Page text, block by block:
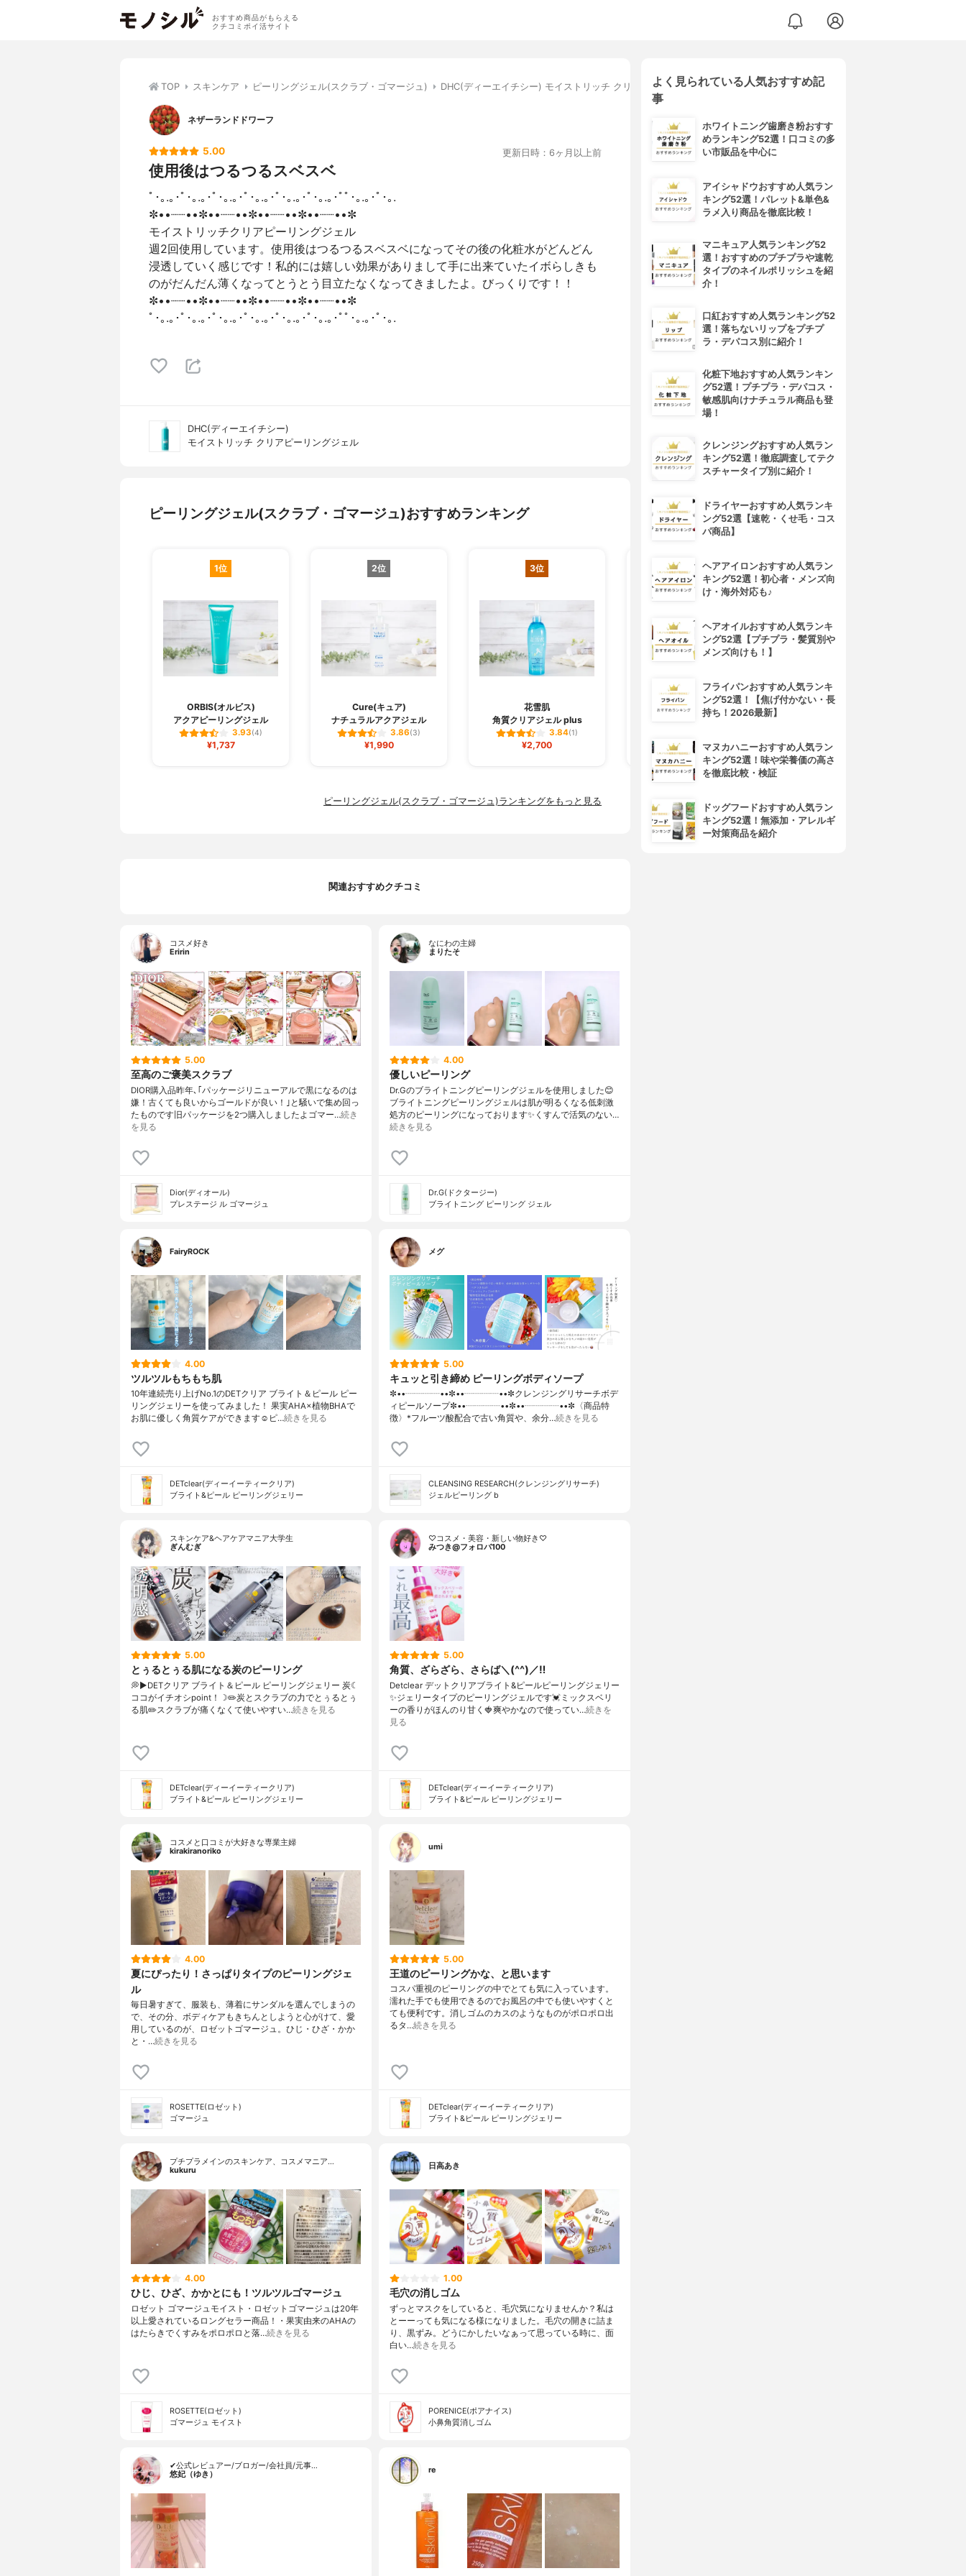
おすすめ商品がもらえる
クチコミポイ活サイト
TOP スキンケア ピーリングジェル(スクラブ・ゴマージュ) DHC(ディーエイチシー) モイストリッチ クリアピーリングジェル
ネザーランドドワーフ
5.00 更新日時：6ヶ月以上前
使用後はつるつるスベスベ
ﾟ･｡.｡･ﾟ･｡.｡･ﾟ･｡.｡･ﾟ･｡.｡･ﾟ･｡.｡･ﾟ･｡.｡･ﾟﾟ･｡.｡･ﾟ･｡.
✼••┈┈••✼••┈┈••✼••┈┈••✼••┈┈••✼
モイストリッチクリアピーリングジェル
週2回使用しています。使用後はつるつるスベスベになってその後の化粧水がどんどん
浸透していく感じです！私的には嬉しい効果がありまして手に出来ていたイボらしきも
のがだんだん薄くなってとうとう目立たなくなってきましたよ。びっくりです！！
✼••┈┈••✼••┈┈••✼••┈┈••✼••┈┈••✼
ﾟ･｡.｡･ﾟ･｡.｡･ﾟ･｡.｡･ﾟ･｡.｡･ﾟ･｡.｡･ﾟ･｡.｡･ﾟﾟ･｡.｡･ﾟ･｡.
DHC(ディーエイチシー)
モイストリッチ クリアピーリングジェル
ピーリングジェル(スクラブ・ゴマージュ)おすすめランキング
1位
ORBIS(オルビス)
アクアピーリングジェル
3.93(4)
¥1,737
2位
Cure(キュア)
ナチュラルアクアジェル
3.86(3)
¥1,990
3位
花雪肌
角質クリアジェル plus
3.84(1)
¥2,700
4位
skinvill(スキンビル)
ホワイトピーリングジェル
¥5,980
Remei(リメイ)
ピーリングジェル(スクラブ・ゴマージュ)ランキングをもっと見る
関連おすすめクチコミ
コスメ好き
Eririn
5.00
至高のご褒美スクラブ
DIOR購入品昨年､｢パッケージリニューアルで黒になるのは
嫌！古くても良いからゴールドが良い！｣と騒いで集め回っ
たものです旧パッケージを2つ購入しましたよゴマー…続き
を見る
Dior(ディオール)
プレステージ ル ゴマージュ
なにわの主婦
まりたそ
4.00
優しいピーリング
Dr.Gのブライトニングピーリングジェルを使用しました😊
ブライトニングピーリングジェルは肌が明るくなる低刺激
処方のピーリングになっております✨くすんで活気のない…
続きを見る
Dr.G(ドクタージー)
ブライトニング ピーリング ジェル
FairyROCK
4.00
ツルツルもちもち肌
10年連続売り上げNo.1のDETクリア ブライト＆ピール ピー
リングジェリーを使ってみました！ 果実AHA×植物BHAで
お肌に優しく角質ケアができます☺︎︎ピ…続きを見る
DETclear(ディーイーティークリア)
ブライト&ピール ピーリングジェリー
メグ
5.00
キュッと引き締め ピーリングボディソープ
✼••┈┈┈┈••✼••┈┈┈┈••✼クレンジングリサーチボデ
ィピールソープ✼••┈┈┈┈••✼••┈┈┈┈••✼〈商品特
徴〉*フルーツ酸配合で古い角質や、余分…続きを見る
CLEANSING RESEARCH(クレンジングリサーチ)
ジェルピーリング b
スキンケア&ヘアケアマニア大学生
ぎんむぎ
5.00
とぅるとぅる肌になる炭のピーリング
💭▶️DETクリア ブライト＆ピール ピーリングジェリー 炭☾
ココがイチオシpoint！☽✏️炭とスクラブの力でとぅるとぅ
る肌✏️スクラブが痛くなくて使いやすい…続きを見る
DETclear(ディーイーティークリア)
ブライト&ピール ピーリングジェリー
♡コスメ・美容・新しい物好き♡
みつき@フォロバ100
5.00
角質、ざらざら、さらば＼(^^)／‼️
Detclear デットクリアブライト&ピールピーリングジェリー
✨ジェリータイプのピーリングジェルです💓ミックスベリ
ーの香りがほんのり甘く🍓爽やかなので使ってい…続きを
見る
DETclear(ディーイーティークリア)
ブライト&ピール ピーリングジェリー
コスメと口コミが大好きな専業主婦
kirakiranoriko
4.00
夏にぴったり！さっぱりタイプのピーリングジェ
ル
毎日暑すぎて、服装も、薄着にサンダルを選んでしまうの
で、その分、ボディケアもきちんとしようと心がけて、愛
用しているのが、ロゼットゴマージュ。ひじ・ひざ・かか
と・…続きを見る
ROSETTE(ロゼット)
ゴマージュ
umi
5.00
王道のピーリングかな、と思います
コスパ重視のピーリングの中でとても気に入っています。
濡れた手でも使用できるのでお風呂の中でも使いやすくと
ても便利です。消しゴムのカスのようなものがポロポロ出
るタ…続きを見る
DETclear(ディーイーティークリア)
ブライト&ピール ピーリングジェリー
プチプラメインのスキンケア、コスメマニア…
kukuru
4.00
ひじ、ひざ、かかとにも！ツルツルゴマージュ
ロゼット ゴマージュモイスト・ロゼットゴマージュは20年
以上愛されているロングセラー商品！・果実由来のAHAの
はたらきでくすみをポロポロと落…続きを見る
ROSETTE(ロゼット)
ゴマージュ モイスト
日高あき
1.00
毛穴の消しゴム
ずっとマスクをしていると、毛穴気になりませんか？私は
とーーっても気になる様になりました。毛穴の開きに詰ま
り、黒ずみ。どうにかしたいなぁって思っている時に、面
白い…続きを見る
PORENICE(ポアナイス)
小鼻角質消しゴム
✔公式レビュアー/ブロガー/会社員/元事…
悠妃（ゆき）
re
よく見られている人気おすすめ記
事
ホワイトニング歯磨き粉おすす
めランキング52選！口コミの多
い市販品を中心に
アイシャドウおすすめ人気ラン
キング52選！パレット&単色&
ラメ入り商品を徹底比較！
マニキュア人気ランキング52
選！おすすめのプチプラや速乾
タイプのネイルポリッシュを紹
介！
口紅おすすめ人気ランキング52
選！落ちないリップをプチプ
ラ・デパコス別に紹介！
化粧下地おすすめ人気ランキン
グ52選！プチプラ・デパコス・
敏感肌向けナチュラル商品も登
場！
クレンジングおすすめ人気ラン
キング52選！徹底調査してテク
スチャータイプ別に紹介！
ドライヤーおすすめ人気ランキ
ング52選【速乾・くせ毛・コス
パ商品】
ヘアアイロンおすすめ人気ラン
キング52選！初心者・メンズ向
け・海外対応も♪
ヘアオイルおすすめ人気ランキ
ング52選【プチプラ・髪質別や
メンズ向けも！】
フライパンおすすめ人気ランキ
ング52選！【焦げ付かない・長
持ち！2026最新】
マヌカハニーおすすめ人気ラン
キング52選！味や栄養価の高さ
を徹底比較・検証
ドッグフードおすすめ人気ラン
キング52選！無添加・アレルギ
ー対策商品を紹介